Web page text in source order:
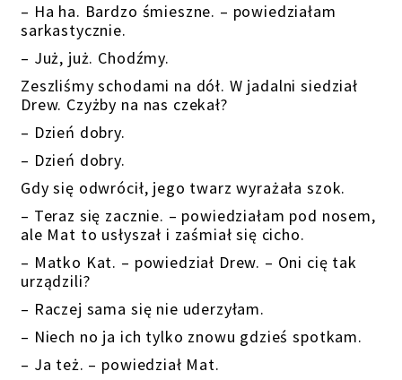
– Ha ha. Bardzo śmieszne. – powiedziałam
sarkastycznie.
– Już, już. Chodźmy.
Zeszliśmy schodami na dół. W jadalni siedział
Drew. Czyżby na nas czekał?
– Dzień dobry.
– Dzień dobry.
Gdy się odwrócił, jego twarz wyrażała szok.
– Teraz się zacznie. – powiedziałam pod nosem,
ale Mat to usłyszał i zaśmiał się cicho.
– Matko Kat. – powiedział Drew. – Oni cię tak
urządzili?
– Raczej sama się nie uderzyłam.
– Niech no ja ich tylko znowu gdzieś spotkam.
– Ja też. – powiedział Mat.